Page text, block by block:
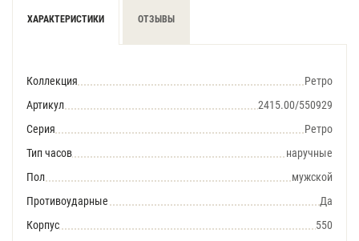
ХАРАКТЕРИСТИКИ ОТЗЫВЫ
Коллекция
Ретро
Артикул
2415.00/550929
Серия
Ретро
Тип часов
наручные
Пол
мужской
Противоударные
Да
Корпус
550